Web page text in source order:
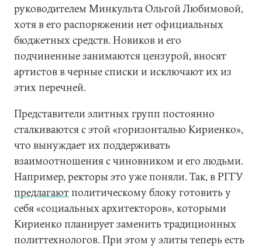
руководителем Минкульта Ольгой Любимовой,
хотя в его распоряжении нет официальных
бюджетных средств. Новиков и его
подчиненные занимаются цензурой, вносят
артистов в черные списки и исключают их из
этих перечней.
Представители элитных групп постоянно
сталкиваются с этой «горизонталью Кириенко»,
что вынуждает их поддерживать
взаимоотношения с чиновником и его людьми.
Например, ректоры это уже поняли. Так, в РГГУ
предлагаютполитическому блоку готовить у
себя «социальных архитекторов», которыми
Кириенко планирует заменить традиционных
политтехнологов. При этом у элиты теперь есть